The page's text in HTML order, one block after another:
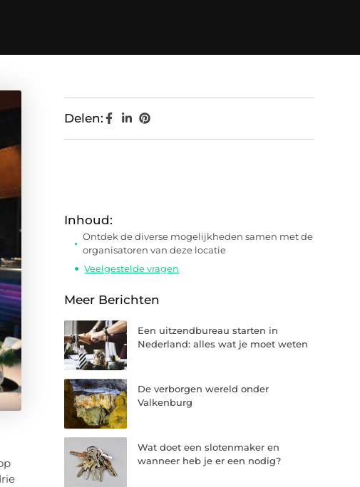
Delen:
Inhoud:
Ontdek de diverse mogelijkheden samen met de
organisatoren van deze locatie
Veelgestelde vragen
Meer Berichten
Een uitzendbureau starten in
Nederland: alles wat je moet weten
De verborgen wereld onder
Valkenburg
Wat doet een slotenmaker en
wanneer heb je er een nodig?